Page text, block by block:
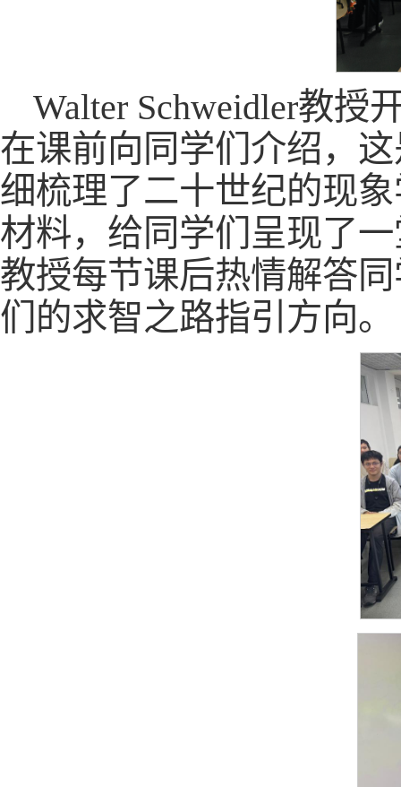
Walter Schweidler教
在课前向同学们介绍，
细梳理了二十世纪的现
材料，给同学们呈现了
教授每节课后热情解答
们的求智之路指引方向。